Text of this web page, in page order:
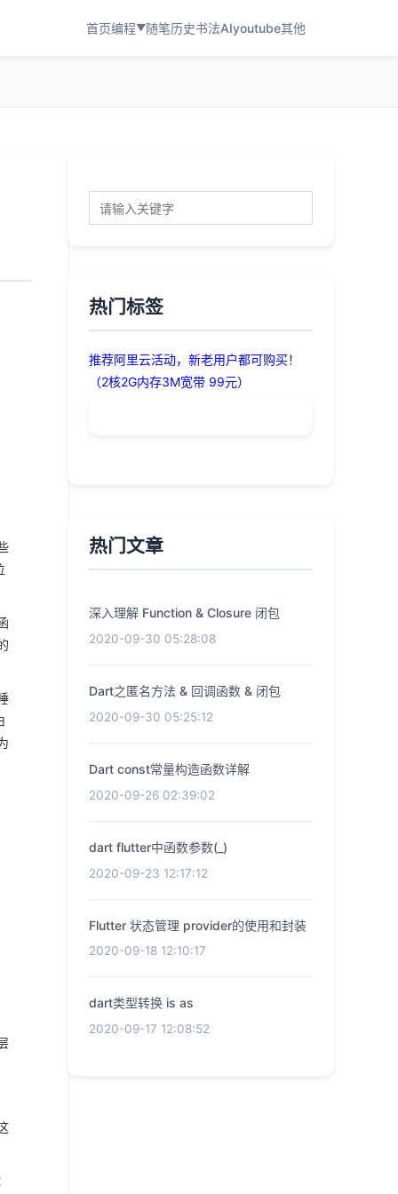
首页编程▼随笔历史书法AIyoutube其他
热门标签
推荐阿里云活动，新老用户都可购买！
（2核2G内存3M宽带 99元）
热门文章
深入理解 Function & Closure 闭包
2020-09-30 05:28:08
Dart之匿名方法 & 回调函数 & 闭包
2020-09-30 05:25:12
Dart const常量构造函数详解
2020-09-26 02:39:02
dart flutter中函数参数(_)
2020-09-23 12:17:12
Flutter 状态管理 provider的使用和封装
2020-09-18 12:10:17
dart类型转换 is as
2020-09-17 12:08:52